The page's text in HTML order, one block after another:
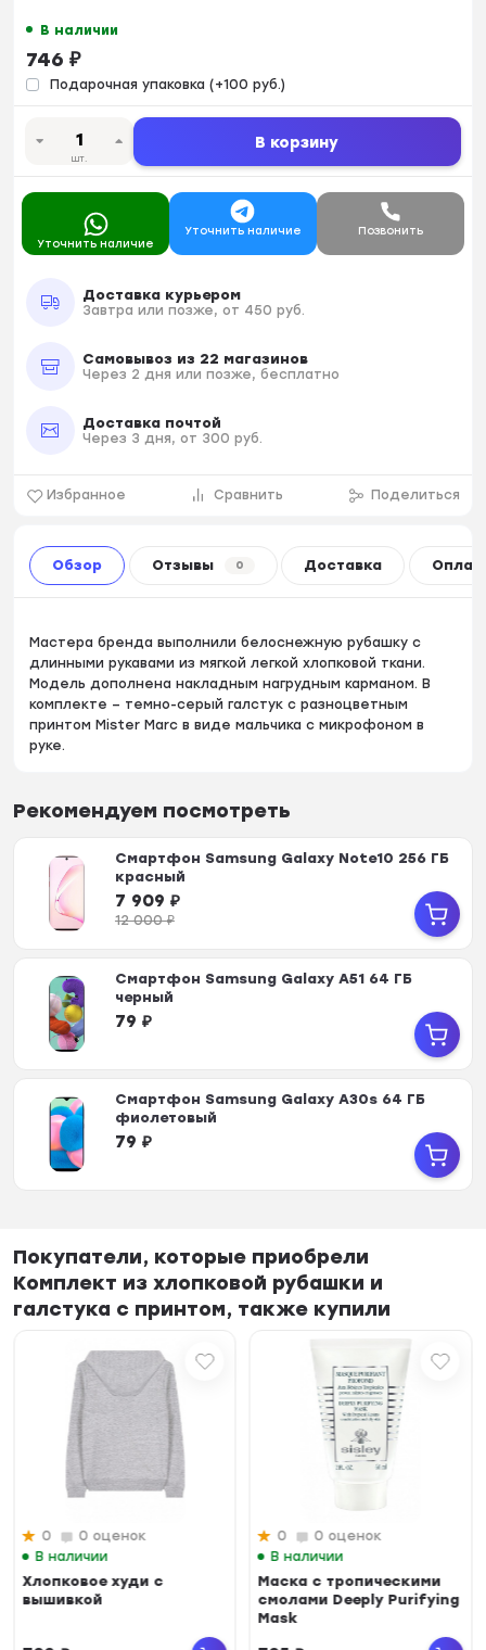
В наличии
746 ₽
Подарочная упаковка (+100 руб.)
шт.
В корзину
Уточнить наличие
Уточнить наличие Позвонить
Доставка курьером
Завтра или позже, от 450 руб.
Самовывоз из 22 магазинов
Через 2 дня или позже, бесплатно
Доставка почтой
Через 3 дня, от 300 руб.
Избранное Сравнить Поделиться
Обзор Отзывы 0 Доставка
Мастера бренда выполнили белоснежную рубашку с
длинными рукавами из мягкой легкой хлопковой ткани.
Модель дополнена накладным нагрудным карманом. В
комплекте – темно-серый галстук с разноцветным
принтом Mister Marc в виде мальчика с микрофоном в
руке.
Рекомендуем посмотреть
Смартфон Samsung Galaxy Note10 256 ГБ
красный
7 909 ₽
12 000₽
Смартфон Samsung Galaxy A51 64 ГБ
черный
79 ₽
Смартфон Samsung Galaxy A30s 64 ГБ
фиолетовый
79 ₽
Покупатели, которые приобрели
Комплект из хлопковой рубашки и
галстука с принтом, также купили
0
0 оценок
В наличии
Хлопковое худи с
вышивкой
0
0 оценок
В наличии
Маска с тропическими
смолами Deeply Purifying
Mask